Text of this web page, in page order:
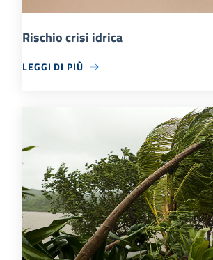
Rischio crisi idrica
LEGGI DI PIÙ